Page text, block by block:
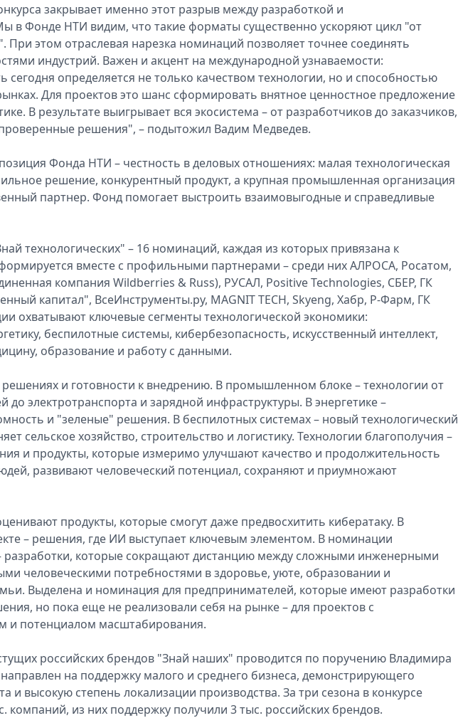
закрывает именно этот разрыв между разработкой и
в Фонде НТИ видим, что такие форматы существенно ускоряют цикл "от
При этом отраслевая нарезка номинаций позволяет точнее соединять
индустрий. Важен и акцент на международной узнаваемости:
сегодня определяется не только качеством технологии, но и способностью
Для проектов это шанс сформировать внятное ценностное предложение
В результате выигрывает вся экосистема – от разработчиков до заказчиков,
решения", – подытожил Вадим Медведев.
Фонда НТИ – честность в деловых отношениях: малая технологическая
решение, конкурентный продукт, а крупная промышленная организация
партнер. Фонд помогает выстроить взаимовыгодные и справедливые
технологических" – 16 номинаций, каждая из которых привязана к
вместе с профильными партнерами – среди них АЛРОСА, Росатом,
компания Wildberries & Russ), РУСАЛ, Positive Technologies, СБЕР, ГК
капитал", ВсеИнструменты.ру, MAGNIT TECH, Skyeng, Хабр, Р-Фарм, ГК
охватывают ключевые сегменты технологической экономики:
беспилотные системы, кибербезопасность, искусственный интеллект,
образование и работу с данными.
и готовности к внедрению. В промышленном блоке – технологии от
до электротранспорта и зарядной инфраструктуры. В энергетике –
и "зеленые" решения. В беспилотных системах – новый технологический
сельское хозяйство, строительство и логистику. Технологии благополучия –
и продукты, которые измеримо улучшают качество и продолжительность
развивают человеческий потенциал, сохраняют и приумножают
продукты, которые смогут даже предвосхитить кибератаку. В
– решения, где ИИ выступает ключевым элементом. В номинации
разработки, которые сокращают дистанцию между сложными инженерными
человеческими потребностями в здоровье, уюте, образовании и
Выделена и номинация для предпринимателей, которые имеют разработки
но пока еще не реализовали себя на рынке – для проектов с
и потенциалом масштабирования.
российских брендов "Знай наших" проводится по поручению Владимира
на поддержку малого и среднего бизнеса, демонстрирующего
и высокую степень локализации производства. За три сезона в конкурсе
компаний, из них поддержку получили 3 тыс. российских брендов.